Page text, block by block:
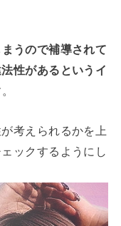
うので補導されて
性があるというイ
考えられるかを上
ックするようにし